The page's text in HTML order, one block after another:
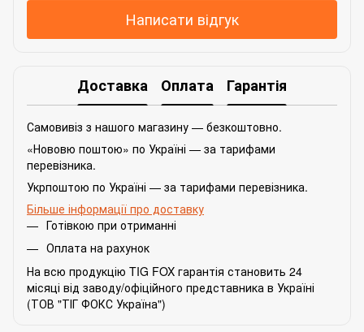
Написати відгук
Доставка Оплата Гарантія
Самовивіз з нашого магазину — безкоштовно.
«Нововю поштою» по Україні — за тарифами
перевізника.
Укрпоштою по Україні — за тарифами перевізника.
Більше інформації про доставку
Готівкою при отриманні
Оплата на рахунок
На всю продукцію TIG FOX гарантія становить 24
місяці від заводу/офіційного представника в Україні
(ТОВ "ТІГ ФОКС Україна")